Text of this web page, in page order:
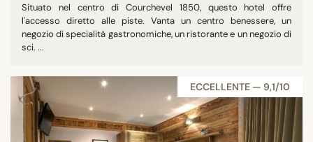
Situato nel centro di Courchevel 1850, questo hotel offre
l'accesso diretto alle piste. Vanta un centro benessere, un
negozio di specialità gastronomiche, un ristorante e un negozio di
sci. ...
ECCELLENTE — 9,1/10